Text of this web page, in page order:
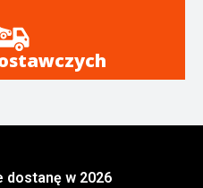
dostanę w 2026